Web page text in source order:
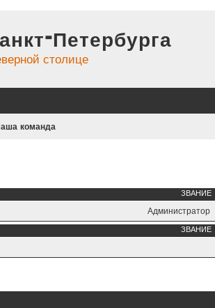
Петербурга
столице
команда
ЗВАНИЕ
Администратор
ЗВАНИЕ